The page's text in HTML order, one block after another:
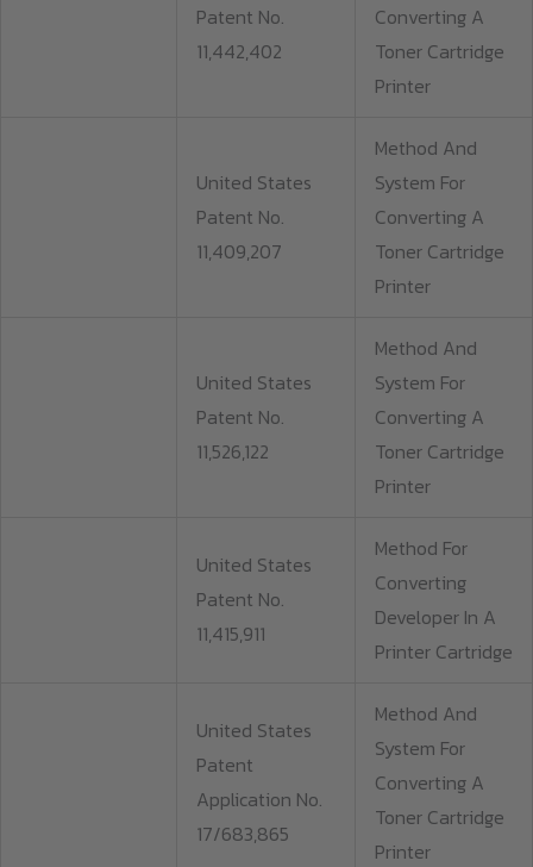
Patent No.
11,442,402
Converting A
Toner Cartridge
Printer
United States
Patent No.
11,409,207
Method And
System For
Converting A
Toner Cartridge
Printer
United States
Patent No.
11,526,122
Method And
System For
Converting A
Toner Cartridge
Printer
United States
Patent No.
11,415,911
Method For
Converting
Developer In A
Printer Cartridge
United States
Patent
Application No.
17/683,865
Method And
System For
Converting A
Toner Cartridge
Printer